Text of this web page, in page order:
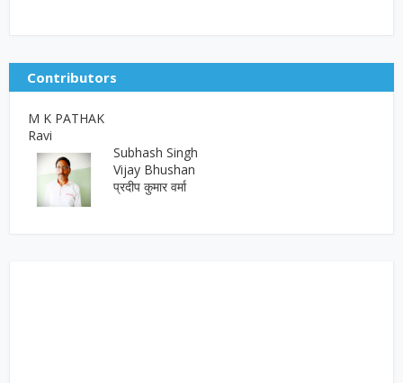
Contributors
M K PATHAK
Ravi
Subhash Singh
Vijay Bhushan
प्रदीप कुमार वर्मा